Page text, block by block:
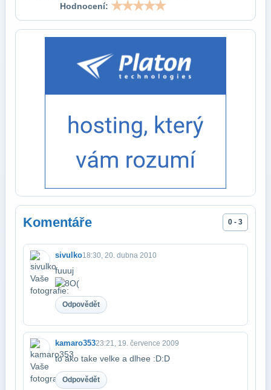
Hodnocení:
Komentáře 0 - 3
sivulko18:30, 20. dubna 2010
fuuuj
Odpovědět
kamaro35323:21, 19. července 2009
to ako take velke a dlhee :D:D
Odpovědět